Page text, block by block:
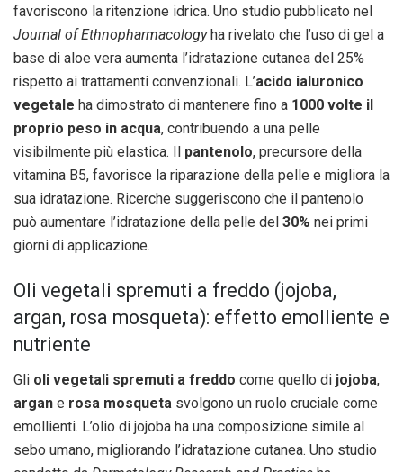
favoriscono la ritenzione idrica. Uno studio pubblicato nel
Journal of Ethnopharmacologyha rivelato che l’uso di gel a
base di aloe vera aumenta l’idratazione cutanea del 25%
rispetto ai trattamenti convenzionali. L’acido ialuronico
vegetale ha dimostrato di mantenere fino a 1000 volte il
proprio peso in acqua, contribuendo a una pelle
visibilmente più elastica. Il pantenolo, precursore della
vitamina B5, favorisce la riparazione della pelle e migliora la
sua idratazione. Ricerche suggeriscono che il pantenolo
può aumentare l’idratazione della pelle del 30% nei primi
giorni di applicazione.
Oli vegetali spremuti a freddo (jojoba,
argan, rosa mosqueta): effetto emolliente e
nutriente
Gli oli vegetali spremuti a freddo come quello di jojoba,
argan e rosa mosqueta svolgono un ruolo cruciale come
emollienti. L’olio di jojoba ha una composizione simile al
sebo umano, migliorando l’idratazione cutanea. Uno studio